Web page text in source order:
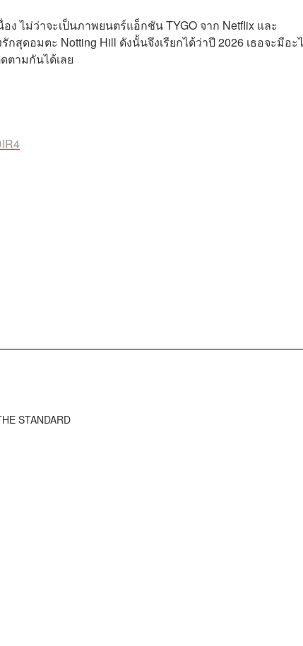
ง ไม่ว่าจะเป็นภาพยนตร์แอ็กชัน TYGO จาก Netflix และ
ดอมตะ Notting Hill ดังนั้นจึงเรียกได้ว่าปี 2026 เธอจะมีอะ
ตามกันได้เลย
STANDARD